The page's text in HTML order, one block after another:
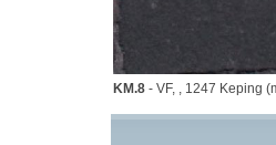
KM.8 - VF, , 1247 Keping